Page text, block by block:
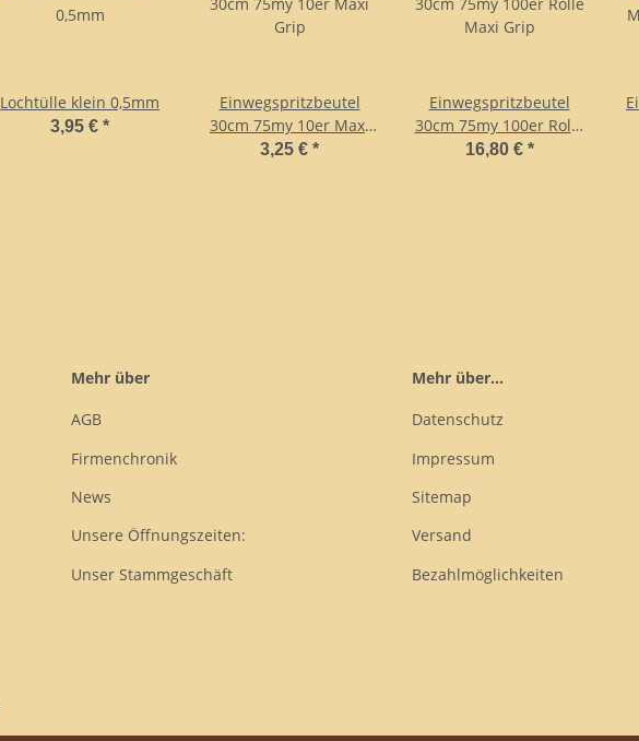
Lochtülle klein 0,5mm
3,95 € *
Einwegspritzbeutel
30cm 75my 10er Maxi
Grip
3,25 € *
Einwegspritzbeutel
30cm 75my 100er Rolle
Maxi Grip
16,80 € *
Mehr über
AGB
Firmenchronik
News
Unsere Öffnungszeiten:
Unser Stammgeschäft
Mehr über...
Datenschutz
Impressum
Sitemap
Versand
Bezahlmöglichkeiten